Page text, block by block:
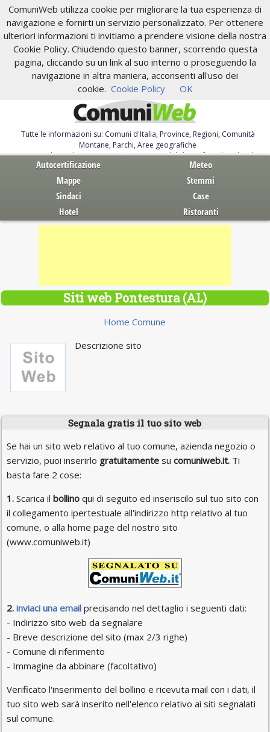
ComuniWeb utilizza cookie per migliorare la tua esperienza di
navigazione e fornirti un servizio personalizzato. Per ottenere
ulteriori informazioni ti invitiamo a prendere visione della nostra
Cookie Policy. Chiudendo questo banner, scorrendo questa
pagina, cliccando su un link al suo interno o proseguendo la
navigazione in altra maniera, acconsenti all'uso dei
cookie. Cookie Policy OK
Tutte le informazioni su: Comuni d'Italia, Province, Regioni, Comunità
Montane, Parchi, Aree geografiche
Servizi al Cittadino. Autocertificazione, moduli, leggi, free download
Autocertificazione
Meteo
Mappe
Stemmi
Sindaci
Case
Hotel
Ristoranti
Siti web Pontestura (AL)
Home Comune
Descrizione sito
Segnala gratis il tuo sito web
Se hai un sito web relativo al tuo comune, azienda negozio o
servizio, puoi inserirlo gratuitamentesu comuniweb.it.Ti
basta fare 2 cose:
1.Scarica il bollinoqui di seguito ed inseriscilo sul tuo sito con
il collegamento ipertestuale all'indirizzo http relativo al tuo
comune, o alla home page del nostro sito
(www.comuniweb.it)
2. inviaci una emailprecisando nel dettaglio i seguenti dati:
- Indirizzo sito web da segnalare
- Breve descrizione del sito (max 2/3 righe)
- Comune di riferimento
- Immagine da abbinare (facoltativo)
Verificato l'inserimento del bollino e ricevuta mail con i dati, il
tuo sito web sarà inserito nell'elenco relativo ai siti segnalati
sul comune.